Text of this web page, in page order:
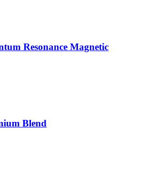
Resonance Magnetic
Blend